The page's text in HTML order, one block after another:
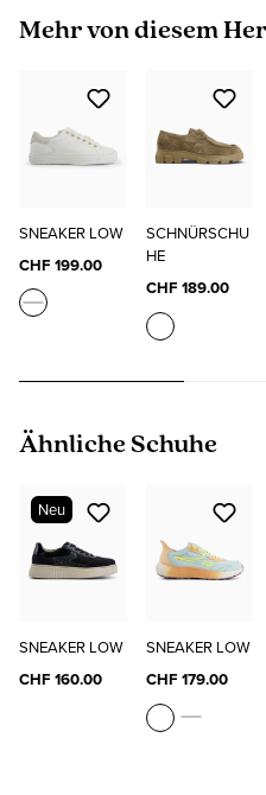
Produktgalerie überspringen
Mehr von diesem
SNEAKER LOW
CHF 199.00
SCHNÜRSCHU
HE
CHF 189.00
Produktgalerie überspringen
Ähnliche Schuhe
Neu
SNEAKER LOW
CHF 160.00
SNEAKER LOW
CHF 179.00